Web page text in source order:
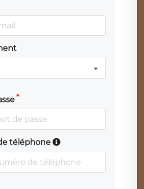
téléphone